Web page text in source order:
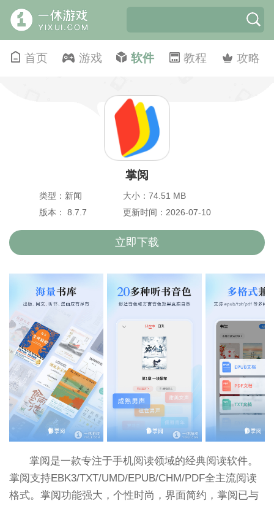
首页 游戏 软件 教程 攻略
掌阅
类型：新闻
大小：74.51 MB
版本： 8.7.7
更新时间：2026-07-10
立即下载
掌阅是一款专注于手机阅读领域的经典阅读软件。
掌阅支持EBK3/TXT/UMD/EPUB/CHM/PDF全主流阅读
格式。掌阅功能强大，个性时尚，界面简约，掌阅已与